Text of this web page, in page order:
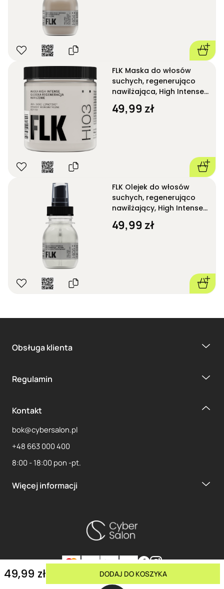
FLK Maska do włosów
suchych, regenerująco
nawilżająca, High Intense
HI03 250 ml
49,99 zł
FLK Olejek do włosów
suchych, regenerująco
nawilżający, High Intense
HI05 50 ml
49,99 zł
49,99 zł DODAJ DO KOSZYKA
Obsługa klienta
Regulamin
Kontakt
bok@cybersalon.pl
+48 663 000 400
8:00 - 18:00 pon -pt.
Więcej informacji
Copyright 2025 CYBERSALON Sp. z o.o. | Wszystkie